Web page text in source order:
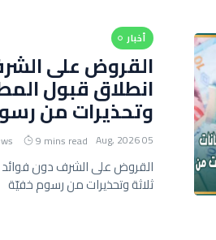
أخبار
القروض على
انطلاق قبول
وتحذيرات من
05 Aug, 2026
9 mins read
القروض على الشرف دون فوائد
ثلاثة وتحذيرات من رسوم خفيّة